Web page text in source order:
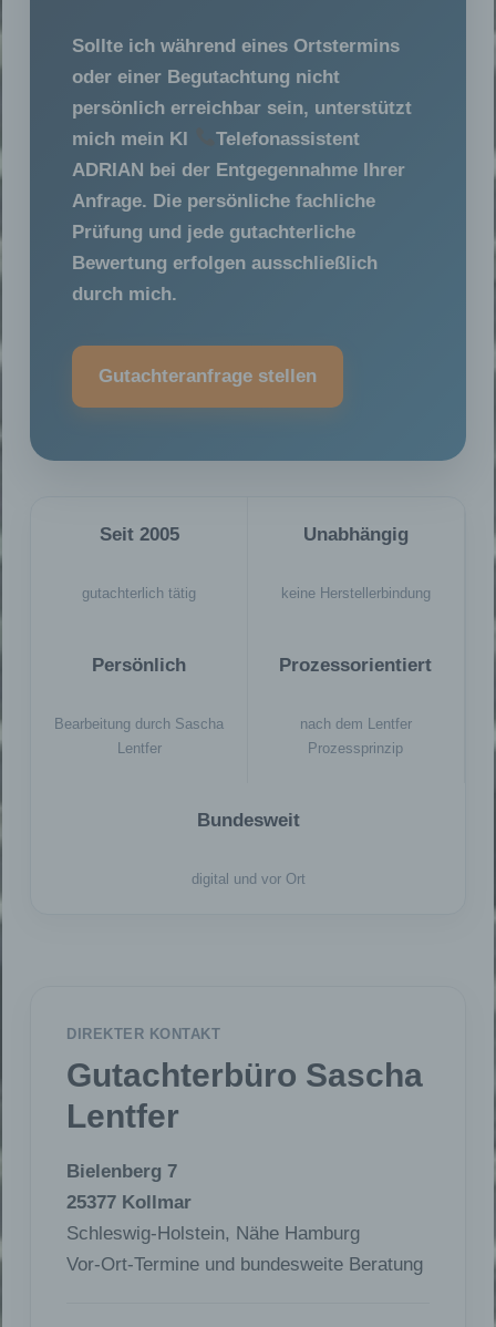
Sollte ich während eines Ortstermins
oder einer Begutachtung nicht
persönlich erreichbar sein, unterstützt
mich mein KI
Telefonassistent
ADRIAN bei der Entgegennahme Ihrer
Anfrage. Die persönliche fachliche
Prüfung und jede gutachterliche
Bewertung erfolgen ausschließlich
durch mich.
Gutachteranfrage stellen
Seit 2005
gutachterlich tätig
Unabhängig
keine Herstellerbindung
Persönlich
Bearbeitung durch Sascha
Lentfer
Prozessorientiert
nach dem Lentfer
Prozessprinzip
Bundesweit
digital und vor Ort
DIREKTER KONTAKT
Gutachterbüro Sascha
Lentfer
Bielenberg 7
25377 Kollmar
Schleswig-Holstein, Nähe Hamburg
Vor-Ort-Termine und bundesweite Beratung